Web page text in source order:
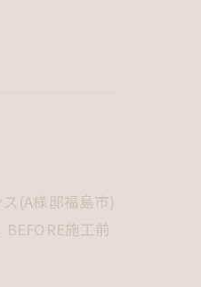
(A様邸福島市)
施工前